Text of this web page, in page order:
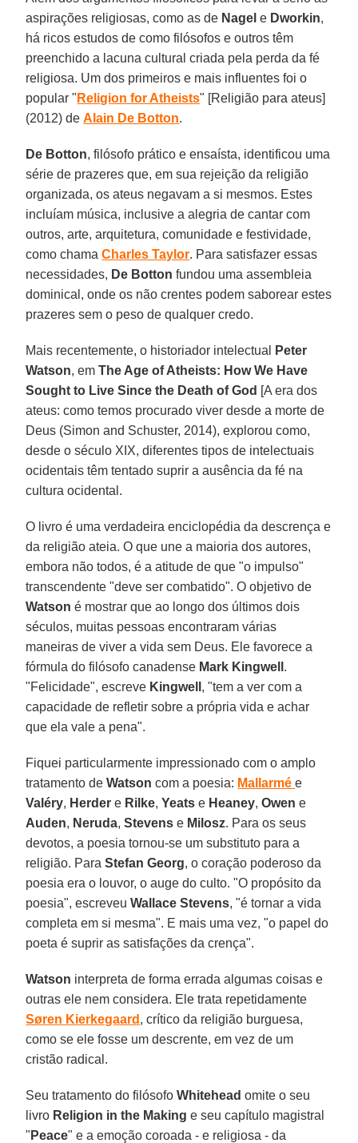
aspirações religiosas, como as de Nagel e Dworkin,
há ricos estudos de como filósofos e outros têm
preenchido a lacuna cultural criada pela perda da fé
religiosa. Um dos primeiros e mais influentes foi o
popular " Religion for Atheists" [Religião para ateus]
(2012) deAlain De Botton.
De Botton, filósofo prático e ensaísta, identificou uma
série de prazeres que, em sua rejeição da religião
organizada, os ateus negavam a si mesmos. Estes
incluíam música, inclusive a alegria de cantar com
outros, arte, arquitetura, comunidade e festividade,
como chamaCharles Taylor. Para satisfazer essas
necessidades, De Botton fundou uma assembleia
dominical, onde os não crentes podem saborear estes
prazeres sem o peso de qualquer credo.
Mais recentemente, o historiador intelectual
Peter
Watson, emThe Age of Atheists: How We Have
Sought to Live Since the Death of God [A era dos
ateus: como temos procurado viver desde a morte de
Deus (Simon and Schuster, 2014), explorou como,
desde o século XIX, diferentes tipos de intelectuais
ocidentais têm tentado suprir a ausência da fé na
cultura ocidental.
O livro é uma verdadeira enciclopédia da descrença e
da religião ateia. O que une a maioria dos autores,
embora não todos, é a atitude de que "o impulso"
transcendente "deve ser combatido". O objetivo de
Watson é mostrar que ao longo dos últimos dois
séculos, muitas pessoas encontraram várias
maneiras de viver a vida sem Deus. Ele favorece a
fórmula do filósofo canadense Mark Kingwell .
"Felicidade", escreve Kingwell , "tem a ver com a
capacidade de refletir sobre a própria vida e achar
que ela vale a pena".
Fiquei particularmente impressionado com o amplo
tratamento deWatson com a poesia: Mallarmé e
Valéry, Herder e Rilke,Yeats e Heaney,Owen e
Auden, Neruda,Stevens e Milosz. Para os seus
devotos, a poesia tornou-se um substituto para a
religião. ParaStefan Georg, o coração poderoso da
poesia era o louvor, o auge do culto. "O propósito da
poesia", escreveuWallace Stevens, "é tornar a vida
completa em si mesma". E mais uma vez, "o papel do
poeta é suprir as satisfações da crença".
Watson interpreta de forma errada algumas coisas e
outras ele nem considera. Ele trata repetidamente
Søren Kierkegaard , crítico da religião burguesa,
como se ele fosse um descrente, em vez de um
cristão radical.
Seu tratamento do filósofoWhitehead omite o seu
livro Religion in the Making e seu capítulo magistral
" Peace" e a emoção coroada - e religiosa - da